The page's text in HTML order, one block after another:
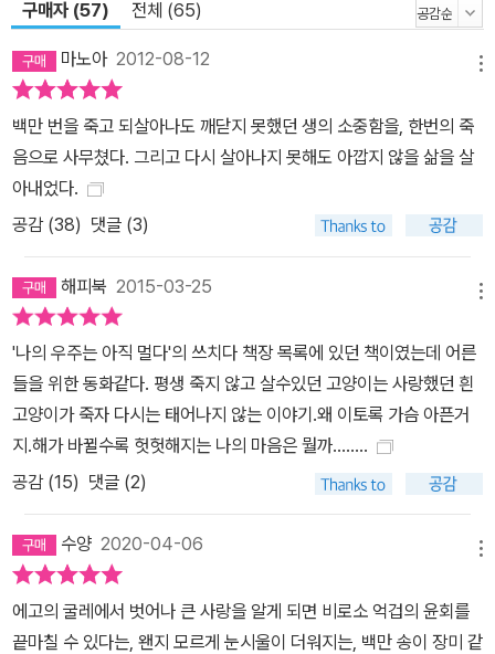
구매자 (57) 전체 (65)
마노아2012-08-12
백만 번을 죽고 되살아나도 깨닫지 못했던 생의 소중함을, 한번의 죽
음으로 사무쳤다. 그리고 다시 살아나지 못해도 아깝지 않을 삶을 살
아내었다.
공감 (38) 댓글 (3)
해피북 2015-03-25
'나의 우주는 아직 멀다'의 쓰치다 책장 목록에 있던 책이였는데 어른
들을 위한 동화같다. 평생 죽지 않고 살수있던 고양이는 사랑했던 흰
고양이가 죽자 다시는 태어나지 않는 이야기.왜 이토록 가슴 아픈거
지.해가 바뀔수록 헛헛해지는 나의 마음은 뭘까........
공감 (15) 댓글 (2)
수양 2020-04-06
에고의 굴레에서 벗어나 큰 사랑을 알게 되면 비로소 억겁의 윤회를
끝마칠 수 있다는, 왠지 모르게 눈시울이 더워지는, 백만 송이 장미 같